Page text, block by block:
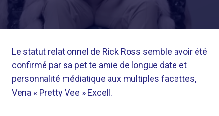
Le statut relationnel de Rick Ross semble avoir été
confirmé par sa petite amie de longue date et
personnalité médiatique aux multiples facettes,
Vena « Pretty Vee » Excell.